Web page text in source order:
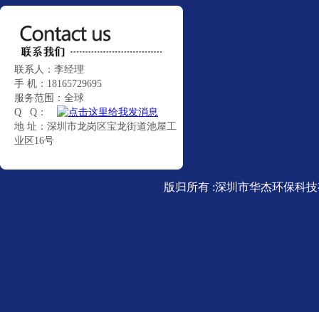
联系人：李经理
手 机：18165729695
服务范围：全球
Q Q：
地 址：深圳市龙岗区宝龙街道池屋工
业区16号
版归所有 :深圳市华杰环保科